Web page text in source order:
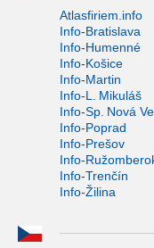
Atlasfiriem.info
Info-Bratislava
Info-Humenné
Info-Košice
Info-Martin
Info-L. Mikuláš
Info-Sp. Nová
Info-Poprad
Info-Prešov
Info-
Info-Trenčín
Info-Žilina